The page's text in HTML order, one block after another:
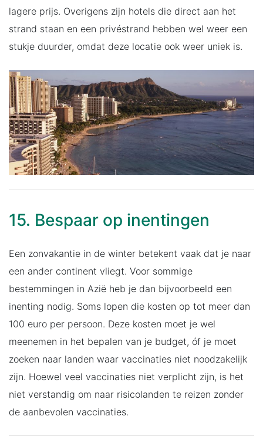
lagere prijs. Overigens zijn hotels die direct aan het
strand staan en een privéstrand hebben wel weer een
stukje duurder, omdat deze locatie ook weer uniek is.
15. Bespaar op inentingen
Een zonvakantie in de winter betekent vaak dat je naar
een ander continent vliegt. Voor sommige
bestemmingen in Azië heb je dan bijvoorbeeld een
inenting nodig. Soms lopen die kosten op tot meer dan
100 euro per persoon. Deze kosten moet je wel
meenemen in het bepalen van je budget, óf je moet
zoeken naar landen waar vaccinaties niet noodzakelijk
zijn. Hoewel veel vaccinaties niet verplicht zijn, is het
niet verstandig om naar risicolanden te reizen zonder
de aanbevolen vaccinaties.